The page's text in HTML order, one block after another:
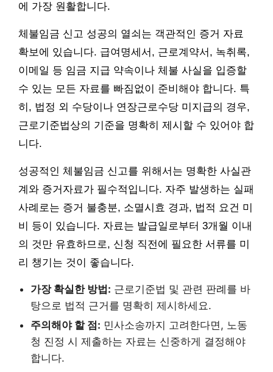
에 가장 원활합니다.
체불임금 신고 성공의 열쇠는 객관적인 증거 자료
확보에 있습니다. 급여명세서, 근로계약서, 녹취록,
이메일 등 임금 지급 약속이나 체불 사실을 입증할
수 있는 모든 자료를 빠짐없이 준비해야 합니다. 특
히, 법정 외 수당이나 연장근로수당 미지급의 경우,
근로기준법상의 기준을 명확히 제시할 수 있어야 합
니다.
성공적인 체불임금 신고를 위해서는 명확한 사실관
계와 증거자료가 필수적입니다. 자주 발생하는 실패
사례로는 증거 불충분, 소멸시효 경과, 법적 요건 미
비 등이 있습니다. 자료는 발급일로부터 3개월 이내
의 것만 유효하므로, 신청 직전에 필요한 서류를 미
리 챙기는 것이 좋습니다.
가장 확실한 방법: 근로기준법 및 관련 판례를 바
탕으로 법적 근거를 명확히 제시하세요.
주의해야 할 점: 민사소송까지 고려한다면, 노동
청 진정 시 제출하는 자료는 신중하게 결정해야
합니다.